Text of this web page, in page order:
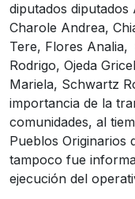
diputados
Charole Andrea,
Tere, Flores Analia,
Rodrigo, Ojeda
Mariela, Schwartz
importancia de la
comunidades, al
Pueblos Originarios
tampoco fue
ejecución del